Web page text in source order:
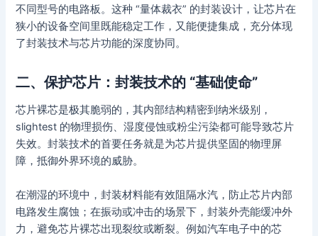
不同型号的电路板。这种 “量体裁衣” 的封装设计，让芯片在
狭小的设备空间里既能稳定工作，又能便捷集成，充分体现
了封装技术与芯片功能的深度协同。
二、保护芯片：封装技术的 “基础使命”
芯片裸芯是极其脆弱的，其内部结构精密到纳米级别，
slightest 的物理损伤、湿度侵蚀或粉尘污染都可能导致芯片
失效。封装技术的首要任务就是为芯片提供坚固的物理屏
障，抵御外界环境的威胁。
在潮湿的环境中，封装材料能有效阻隔水汽，防止芯片内部
电路发生腐蚀；在振动或冲击的场景下，封装外壳能缓冲外
力，避免芯片裸芯出现裂纹或断裂。例如汽车电子中的芯